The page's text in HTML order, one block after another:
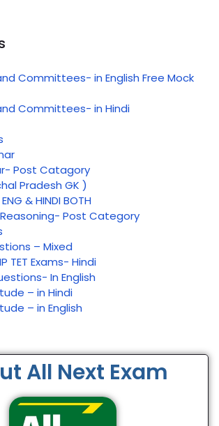
Committees- in English Free Mock
Committees- in Hindi
Post Catagory
Pradesh GK )
& HINDI BOTH
Post Category
– Mixed
TET Exams- Hindi
In English
– in Hindi
– in English
All Next Exam